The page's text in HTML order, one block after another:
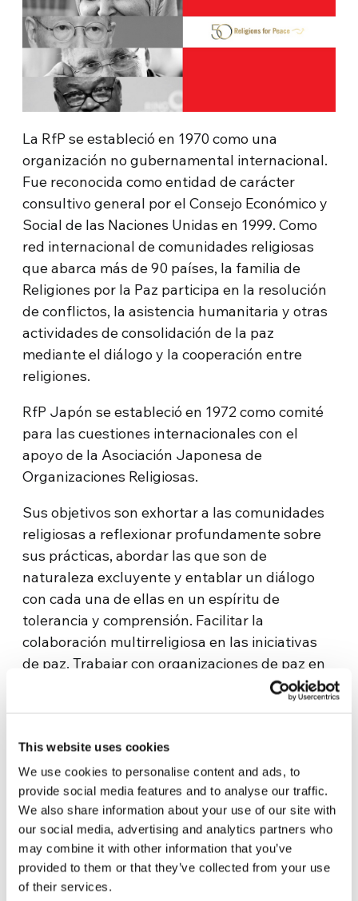
This website uses cookies
We use cookies to personalise content and ads, to
provide social media features and to analyse our traffic.
We also share information about your use of our site with
our social media, advertising and analytics partners who
may combine it with other information that you’ve
provided to them or that they’ve collected from your use
of their services.
La RfP se estableció en 1970 como una
organización no gubernamental internacional.
Fue reconocida como entidad de carácter
consultivo general por el Consejo Económico y
Social de las Naciones Unidas en 1999. Como
red internacional de comunidades religiosas
que abarca más de 90 países, la familia de
Religiones por la Paz participa en la resolución
de conflictos, la asistencia humanitaria y otras
actividades de consolidación de la paz
mediante el diálogo y la cooperación entre
religiones.
RfP Japón se estableció en 1972 como comité
para las cuestiones internacionales con el
apoyo de la Asociación Japonesa de
Organizaciones Religiosas.
Sus objetivos son exhortar a las comunidades
religiosas a reflexionar profundamente sobre
sus prácticas, abordar las que son de
naturaleza excluyente y entablar un diálogo
con cada una de ellas en un espíritu de
tolerancia y comprensión. Facilitar la
colaboración multirreligiosa en las iniciativas
de paz. Trabajar con organizaciones de paz en
todos los sectores y países para abordar los
problemas mundiales. Y, por último, llevar a
concienciación sobre la paz de base religiosa.
Website
https://www.wcrp.or.jp/en/
Contact
rfpj-info@wcrp.pr.jp